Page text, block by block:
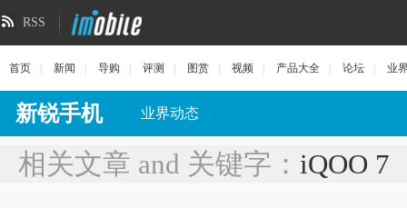
RSS
首页 新闻 导购 评测 图赏 视频 产品大全 论坛 业
新锐手机 业界动态
相关文章 and 关键字： iQOO 7